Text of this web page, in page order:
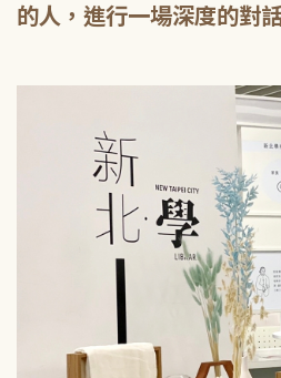
的人，進行一場深度的對